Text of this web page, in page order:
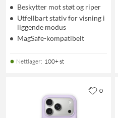
Beskytter mot støt og riper
Utfellbart stativ for visning i
liggende modus
MagSafe-kompatibelt
Nettlager: 100+ st
0